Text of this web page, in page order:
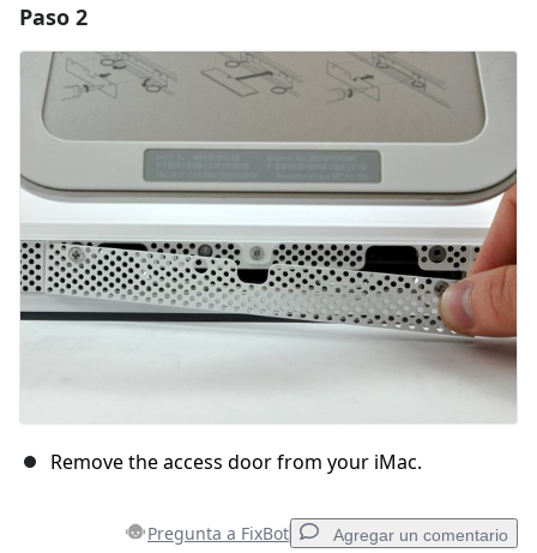
Paso 2
Remove the access door from your iMac.
Pregunta a FixBot Agregar un comentario